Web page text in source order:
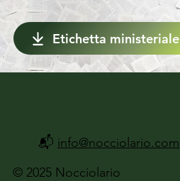
Etichetta ministeriale
© 2025 Nocciolario
📬 info@nocciolario.com